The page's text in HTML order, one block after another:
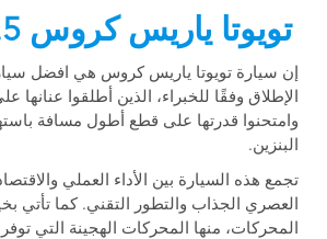
تويوتا ياريس كروس 1.5 هايبرد
إن سيارة تويوتا ياريس كروس هي افضل
الإطلاق وفقًا للخبراء، الذين أطلقوا عنانها
وامتحنوا قدرتها على قطع أطول مسافة
البنزين.
تجمع هذه السيارة بين الأداء العملي
العصري الجذاب والتطور التقني. كما تأتي
المحركات، منها المحركات الهجينة التي